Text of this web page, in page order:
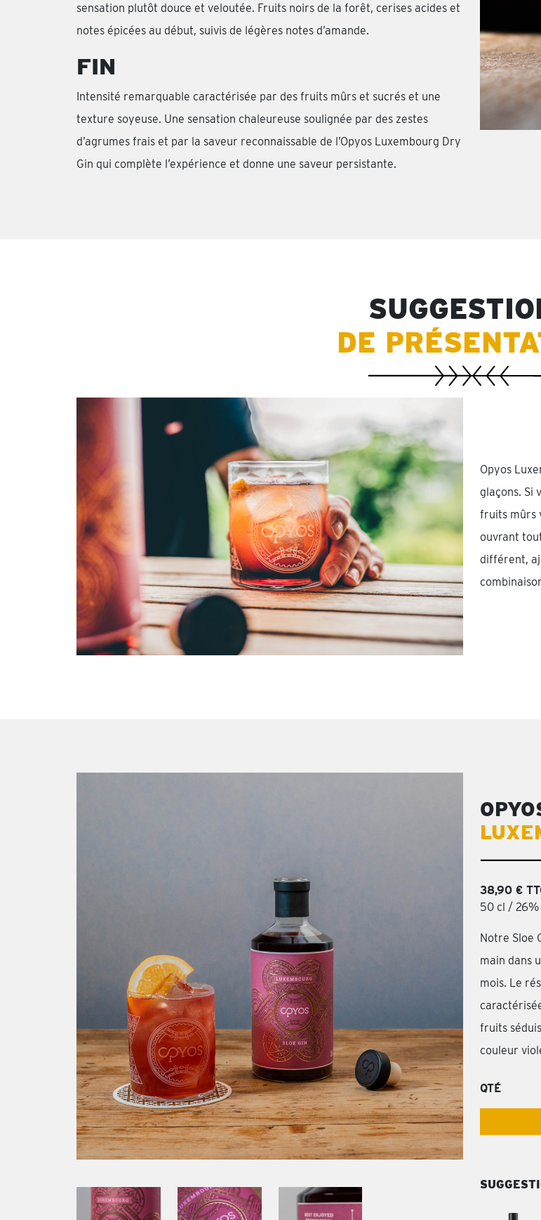
sensation plutôt douce et veloutée. Fruits noirs de la forêt, cerises acides et
notes épicées au début, suivis de légères notes d’amande.
FIN
Intensité remarquable caractérisée par des fruits mûrs et sucrés et une
texture soyeuse. Une sensation chaleureuse soulignée par des zestes
d’agrumes frais et par la saveur reconnaissable de l’Opyos Luxembourg Dry
Gin qui complète l’expérience et donne une saveur persistante.
DE
Opyos
glaçons. Si
fruits mûrs
ouvrant
différent,
38,90 €
50 cl / 26%
Notre Sloe
main dans
mois. Le
fruits
couleur
QTÉ